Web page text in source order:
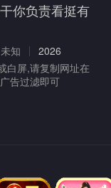
你负责看挺有
未知
2026
白屏,请复制网址在
告过滤即可